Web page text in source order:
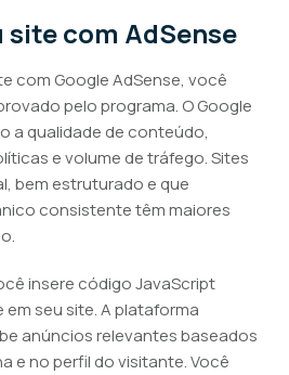
site com AdSense
com Google AdSense, você
pelo programa. O Google
a qualidade de conteúdo,
e volume de tráfego. Sites
bem estruturado e que
consistente têm maiores
insere código JavaScript
seu site. A plataforma
anúncios relevantes baseados
e no perfil do visitante. Você